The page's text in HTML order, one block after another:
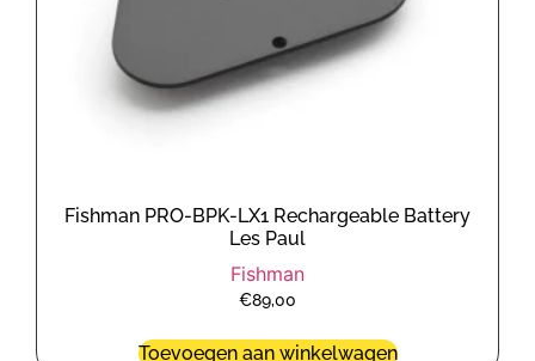
Fishman PRO-BPK-LX1 Rechargeable Battery
Les Paul
Fishman
€89,00
Toevoegen aan winkelwagen